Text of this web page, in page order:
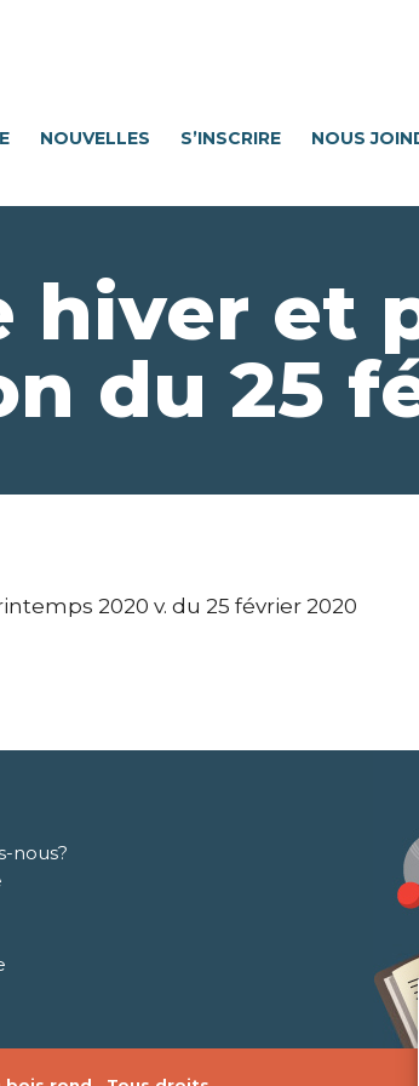
NOUVELLES S’INSCRIRE NOUS
hiver et
du 25
2020 v. du 25 février 2020
nous?